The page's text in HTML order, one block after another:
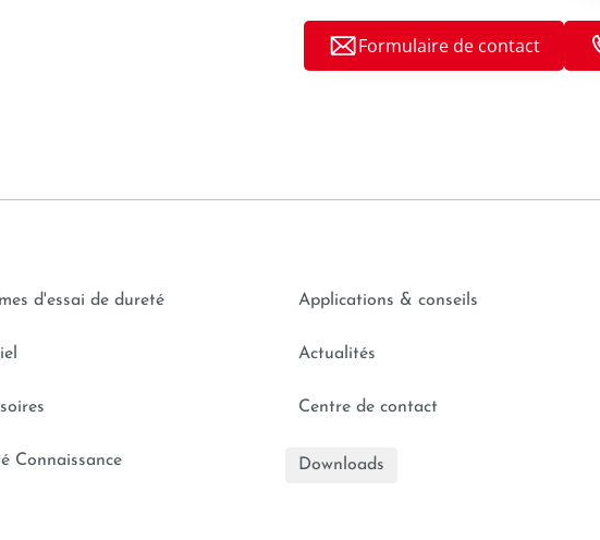
Formulaire de contact
d'essai de dureté
Connaissance
Applications & conseils
Actualités
Centre de contact
Downloads